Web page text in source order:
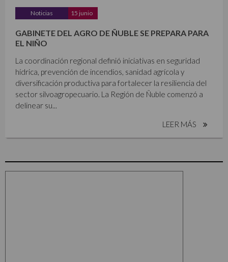
Noticias 15 junio
GABINETE DEL AGRO DE ÑUBLE SE PREPARA PARA
EL NIÑO
La coordinación regional definió iniciativas en seguridad
hídrica, prevención de incendios, sanidad agrícola y
diversificación productiva para fortalecer la resiliencia del
sector silvoagropecuario. La Región de Ñuble comenzó a
delinear su...
LEER MÁS